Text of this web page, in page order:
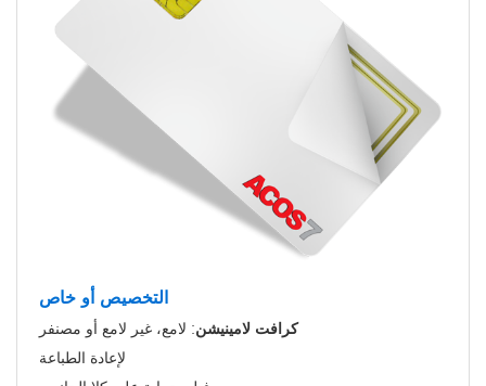
التخصيص أوخاص
كرافت لامينيشن: لامع، غير لامع أو مصنفر
لإعادة الطباعة